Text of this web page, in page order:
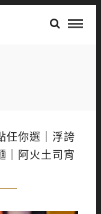
任你選｜浮誇
｜阿火土司宵